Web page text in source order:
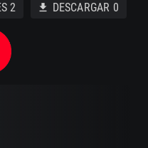
2 download DESCARGAR 0